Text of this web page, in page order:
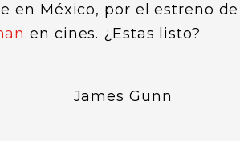
en México, por el estreno de
en cines. ¿Estas listo?